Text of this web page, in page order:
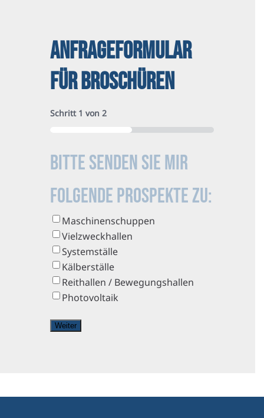
ANFRAGEFORMULAR
FÜR BROSCHÜREN
Schritt 1 von 2
Bitte senden Sie mir
folgende Prospekte zu:
Maschinenschuppen
Vielzweckhallen
Systemställe
Kälberställe
Reithallen / Bewegungshallen
Photovoltaik